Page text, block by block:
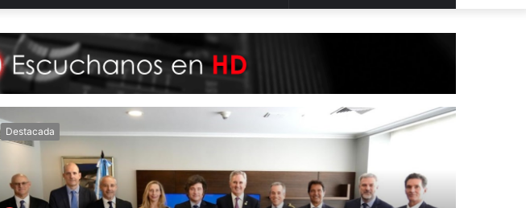
modo
Destacada